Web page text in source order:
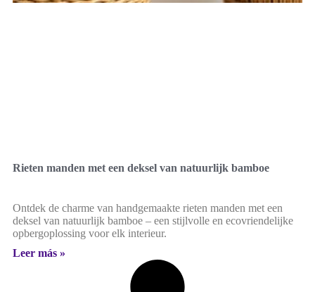
Rieten manden met een deksel van natuurlijk bamboe
Ontdek de charme van handgemaakte rieten manden met een
deksel van natuurlijk bamboe – een stijlvolle en ecovriendelijke
opbergoplossing voor elk interieur.
Leer más »